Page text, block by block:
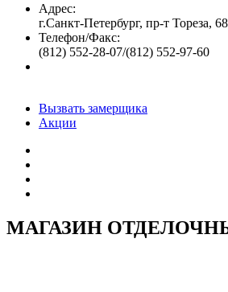
Адрес:
г.Санкт-Петербург, пр-т Тореза, 68
Телефон/Факс:
(812) 552-28-07/(812) 552-97-60
Вызвать замерщика
Акции
МАГАЗИН